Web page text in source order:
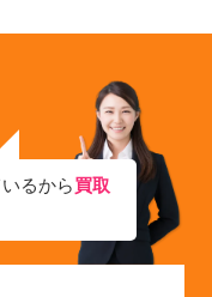
るから買取